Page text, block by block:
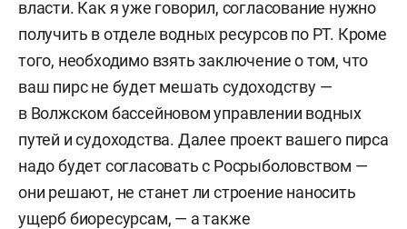
власти. Как я уже говорил, согласование нужно
получить в отделе водных ресурсов по РТ. Кроме
того, необходимо взять заключение о том, что
ваш пирс не будет мешать судоходству —
в Волжском бассейновом управлении водных
путей и судоходства. Далее проект вашего пирса
надо будет согласовать с Росрыболовством —
они решают, не станет ли строение наносить
ущерб биоресурсам, — а также